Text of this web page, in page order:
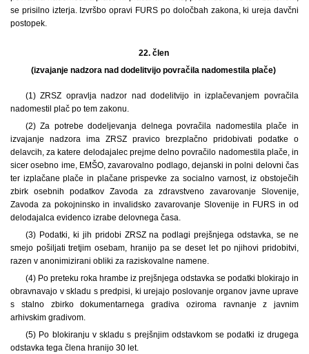
se prisilno izterja. Izvršbo opravi FURS po določbah zakona, ki ureja davčni
postopek.
22. člen
(izvajanje nadzora nad dodelitvijo povračila nadomestila plače)
(1) ZRSZ opravlja nadzor nad dodelitvijo in izplačevanjem povračila
nadomestil plač po tem zakonu.
(2) Za potrebe dodeljevanja delnega povračila nadomestila plače in
izvajanje nadzora ima ZRSZ pravico brezplačno pridobivati podatke o
delavcih, za katere delodajalec prejme delno povračilo nadomestila plače, in
sicer osebno ime, EMŠO, zavarovalno podlago, dejanski in polni delovni čas
ter izplačane plače in plačane prispevke za socialno varnost, iz obstoječih
zbirk osebnih podatkov Zavoda za zdravstveno zavarovanje Slovenije,
Zavoda za pokojninsko in invalidsko zavarovanje Slovenije in FURS in od
delodajalca evidenco izrabe delovnega časa.
(3) Podatki, ki jih pridobi ZRSZ na podlagi prejšnjega odstavka, se ne
smejo pošiljati tretjim osebam, hranijo pa se deset let po njihovi pridobitvi,
razen v anonimizirani obliki za raziskovalne namene.
(4) Po preteku roka hrambe iz prejšnjega odstavka se podatki blokirajo in
obravnavajo v skladu s predpisi, ki urejajo poslovanje organov javne uprave
s stalno zbirko dokumentarnega gradiva oziroma ravnanje z javnim
arhivskim gradivom.
(5) Po blokiranju v skladu s prejšnjim odstavkom se podatki iz drugega
odstavka tega člena hranijo 30 let.